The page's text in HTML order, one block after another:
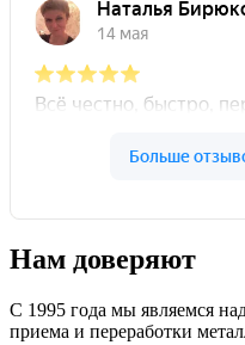
Нам доверяют
С 1995 года мы являемся
приема и переработки